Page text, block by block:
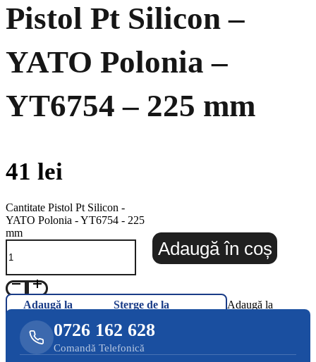
Pistol Pt Silicon –
YATO Polonia –
YT6754 – 225 mm
41 lei
Cantitate Pistol Pt Silicon -
YATO Polonia - YT6754 - 225
mm
Adaugă în coș
Adaugă la
Șterge de la
Adaugă la
0726 162 628
Comandă Telefonică